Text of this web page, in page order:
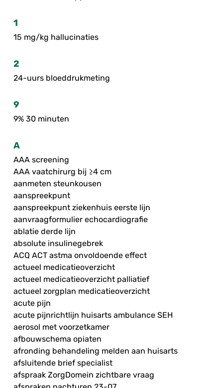
1
15 mg/kg hallucinaties
2
24-uurs bloeddrukmeting
9
9% 30 minuten
A
AAA screening
AAA vaatchirurg bij ≥4 cm
aanmeten steunkousen
aanspreekpunt
aanspreekpunt ziekenhuis eerste lijn
aanvraagformulier echocardiografie
ablatie derde lijn
absolute insulinegebrek
ACQ ACT astma onvoldoende effect
actueel medicatieoverzicht
actueel medicatieoverzicht palliatief
actueel zorgplan medicatieoverzicht
acute pijn
acute pijnrichtlijn huisarts ambulance SEH
aerosol met voorzetkamer
afbouwschema opiaten
afronding behandeling melden aan huisarts
afsluitende brief specialist
afspraak ZorgDomein zichtbare vraag